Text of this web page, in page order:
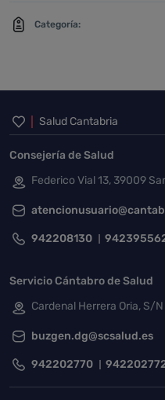
Categoría:
Inicio del pie
Salud Cantabria
Consejería de Salud
Federico Vial 13, 39009
942208130
Servicio Cántabro de Salud
Cardenal Herrera Oria, S/
buzgen.dg@scsalud.es
942202770